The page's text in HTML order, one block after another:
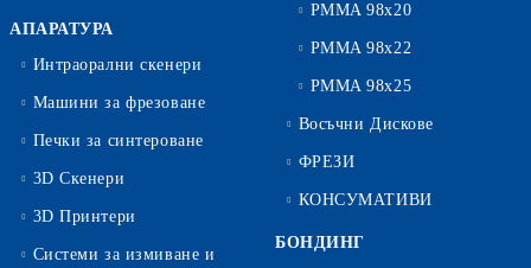
АПАРАТУРА
Интраорални скенери
Машини за фрезоване
Печки за синтероване
3D Скенери
3D Принтери
Системи за измиване и
PMMA 98x20
PMMA 98x22
PMMA 98x25
Восъчни Дискове
ФРЕЗИ
КОНСУМАТИВИ
БОНДИНГ